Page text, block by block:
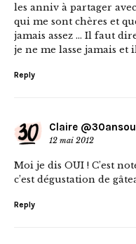
les anniv à partager
qui me sont chères et
jamais assez … Il faut
je ne me lasse jamais et
Reply
Claire
12 mai 2012
Moi je dis OUI ! C’est
c’est dégustation de
Reply